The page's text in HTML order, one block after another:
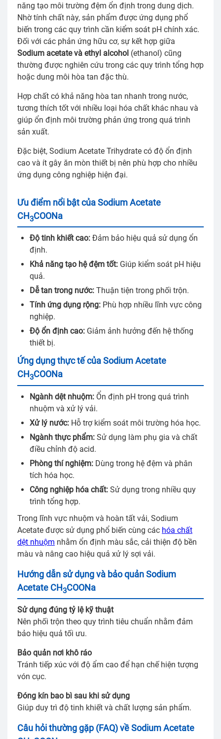
năng tạo môi trường đệm ổn định trong dung dịch.
Nhờ tính chất này, sản phẩm được ứng dụng phổ
biến trong các quy trình cần kiểm soát pH chính xác.
Đối với các phản ứng hữu cơ, sự kết hợp giữa
Sodium acetate và ethyl alcohol (ethanol) cũng
thường được nghiên cứu trong các quy trình tổng hợp
hoặc dung môi hòa tan đặc thù.
Hợp chất có khả năng hòa tan nhanh trong nước,
tương thích tốt với nhiều loại hóa chất khác nhau và
giúp ổn định môi trường phản ứng trong quá trình
sản xuất.
Đặc biệt, Sodium Acetate Trihydrate có độ ổn định
cao và ít gây ăn mòn thiết bị nên phù hợp cho nhiều
ứng dụng công nghiệp hiện đại.
Ưu điểm nổi bật của Sodium Acetate
CH3COONa
Độ tinh khiết cao: Đảm bảo hiệu quả sử dụng ổn
định.
Khả năng tạo hệ đệm tốt: Giúp kiểm soát pH hiệu
quả.
Dễ tan trong nước: Thuận tiện trong phối trộn.
Tính ứng dụng rộng: Phù hợp nhiều lĩnh vực công
nghiệp.
Độ ổn định cao: Giảm ảnh hưởng đến hệ thống
thiết bị.
Ứng dụng thực tế của Sodium Acetate
CH3COONa
Ngành dệt nhuộm: Ổn định pH trong quá trình
nhuộm và xử lý vải.
Xử lý nước: Hỗ trợ kiểm soát môi trường hóa học.
Ngành thực phẩm: Sử dụng làm phụ gia và chất
điều chỉnh độ acid.
Phòng thí nghiệm: Dùng trong hệ đệm và phân
tích hóa học.
Công nghiệp hóa chất: Sử dụng trong nhiều quy
trình tổng hợp.
Trong lĩnh vực nhuộm và hoàn tất vải, Sodium
Acetate được sử dụng phổ biến cùng các hóa chất
dệt nhuộm nhằm ổn định màu sắc, cải thiện độ bền
màu và nâng cao hiệu quả xử lý sợi vải.
Hướng dẫn sử dụng và bảo quản Sodium
Acetate CH3COONa
Sử dụng đúng tỷ lệ kỹ thuật
Nên phối trộn theo quy trình tiêu chuẩn nhằm đảm
bảo hiệu quả tối ưu.
Bảo quản nơi khô ráo
Tránh tiếp xúc với độ ẩm cao để hạn chế hiện tượng
vón cục.
Đóng kín bao bì sau khi sử dụng
Giúp duy trì độ tinh khiết và chất lượng sản phẩm.
Câu hỏi thường gặp (FAQ) về Sodium Acetate